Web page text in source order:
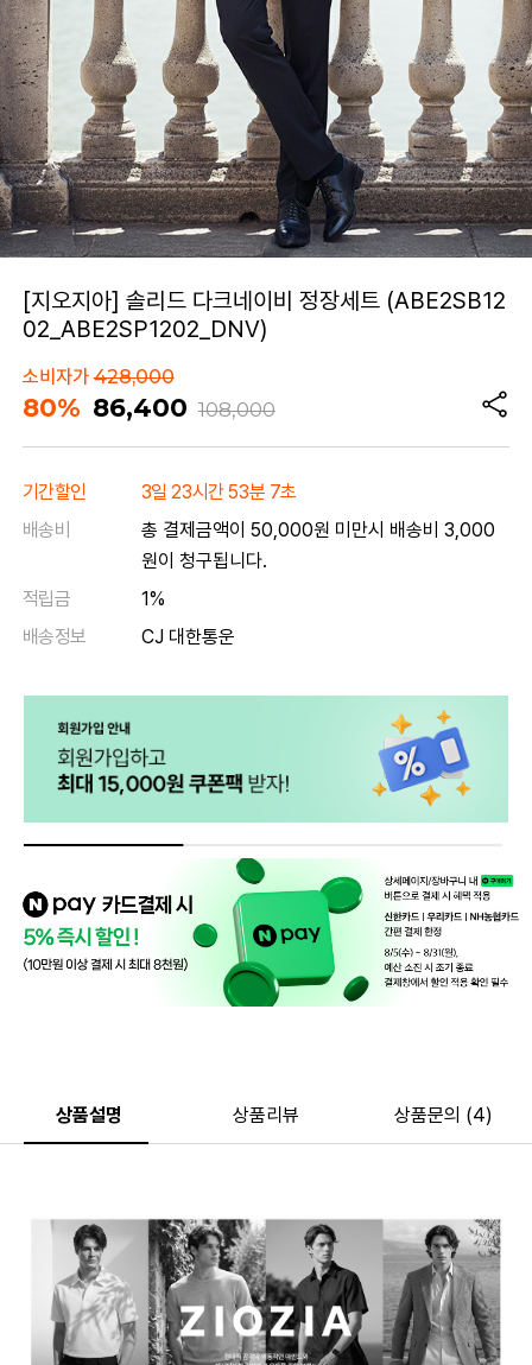
[지오지아] 솔리드 다크네이비 정장세트 (ABE2SB12
02_ABE2SP1202_DNV)
소비자가428,000
80% 86,400 108,000
기간할인
3일 23시간 53분 7초
배송비
총 결제금액이 50,000원 미만시 배송비 3,000
원이 청구됩니다.
적립금
1%
배송정보
CJ 대한통운
상품설명 상품리뷰 상품문의 (4)